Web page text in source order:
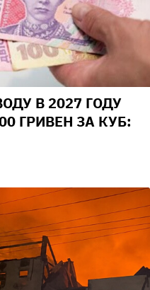
В 2027 ГОДУ
ГРИВЕН ЗА КУБ: